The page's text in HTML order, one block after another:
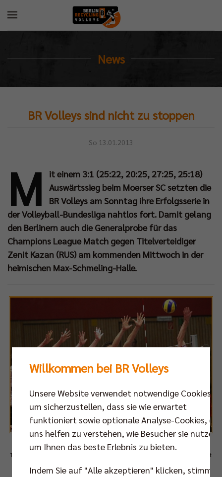
News
BR Volleys sind nicht zu stoppen
So 13.01.2013
M
it einem 3:1 (25:22, 20:25, 27:25, 25:18)
Auswärtssieg beim Moerser SC setzten die
BR Volleys am Sonntag ihre Erfolgsserie in
der Volleyball-Bundesliga nahtlos fort. Damit gelang
den Berlinern auch die Generalprobe für das
Champions League Match gegen Titelverteidiger
Zenit Kazan (RUS) am kommenden Mittwoch in der
heimischen Max-Schmeling-Halle.
Trotz starker Leistung konnte auch der Moerser SC die Siegesserie der BR Volleys nicht
beenden.
Willkommen bei BR Volleys
Unsere Website verwendet notwendige Cookies,
um sicherzustellen, dass sie wie erwartet
funktioniert sowie optionale Analyse-Cookies, die
uns helfen zu verstehen, wie Besucher sie nutzen,
um Ihnen das beste Erlebnis zu bieten.
Indem Sie auf "Alle akzeptieren" klicken, stimmen